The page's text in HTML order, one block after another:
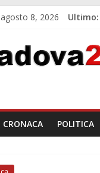
8, 2026 Ultimo:
CRONACA POLITICA